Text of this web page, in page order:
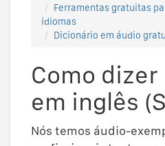
Ferramentas gratuitas
idiomas
Dicionário em áudio
Como
em inglês
Nós temos áudio-